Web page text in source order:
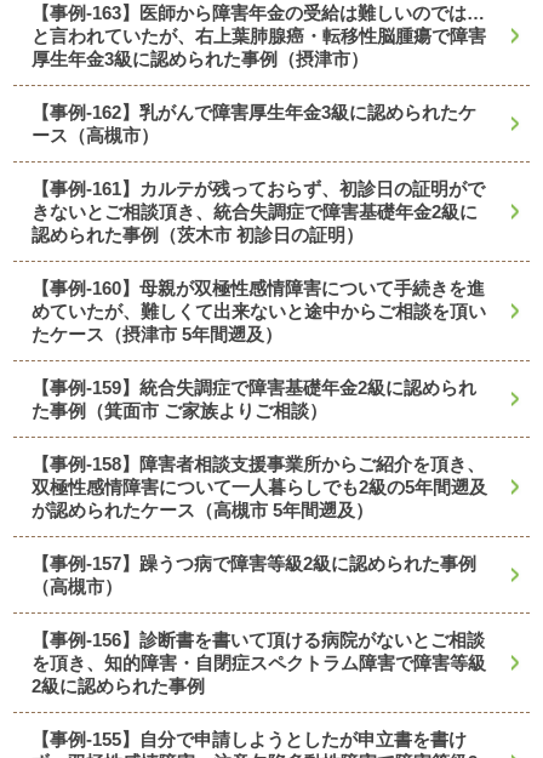
【事例-163】医師から障害年金の受給は難しいのでは…
と言われていたが、右上葉肺腺癌・転移性脳腫瘍で障害
厚生年金3級に認められた事例（摂津市）
【事例-162】乳がんで障害厚生年金3級に認められたケ
ース（高槻市）
【事例-161】カルテが残っておらず、初診日の証明がで
きないとご相談頂き、統合失調症で障害基礎年金2級に
認められた事例（茨木市 初診日の証明）
【事例-160】母親が双極性感情障害について手続きを進
めていたが、難しくて出来ないと途中からご相談を頂い
たケース（摂津市 5年間遡及）
【事例-159】統合失調症で障害基礎年金2級に認められ
た事例（箕面市 ご家族よりご相談）
【事例-158】障害者相談支援事業所からご紹介を頂き、
双極性感情障害について一人暮らしでも2級の5年間遡及
が認められたケース（高槻市 5年間遡及）
【事例-157】躁うつ病で障害等級2級に認められた事例
（高槻市）
【事例-156】診断書を書いて頂ける病院がないとご相談
を頂き、知的障害・自閉症スペクトラム障害で障害等級
2級に認められた事例
【事例-155】自分で申請しようとしたが申立書を書け